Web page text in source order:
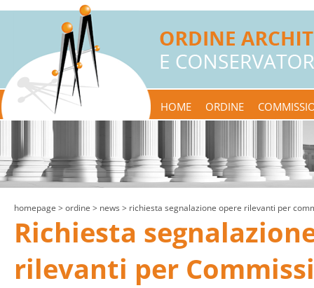
HOME ORDINE
homepage > ordine > news > richiesta segnalazione opere rilevanti per
Richiesta
rilevanti per